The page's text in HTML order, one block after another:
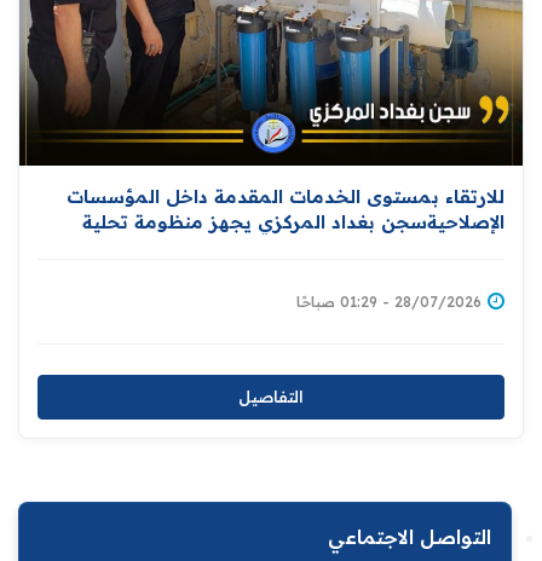
للارتقاء بمستوى الخدمات المقدمة داخل المؤسسات
الإصلاحيةسجن بغداد المركزي يجهز منظومة تحلية
28/07/2026 - 01:29 صباحًا
التفاصيل
التواصل الاجتماعي